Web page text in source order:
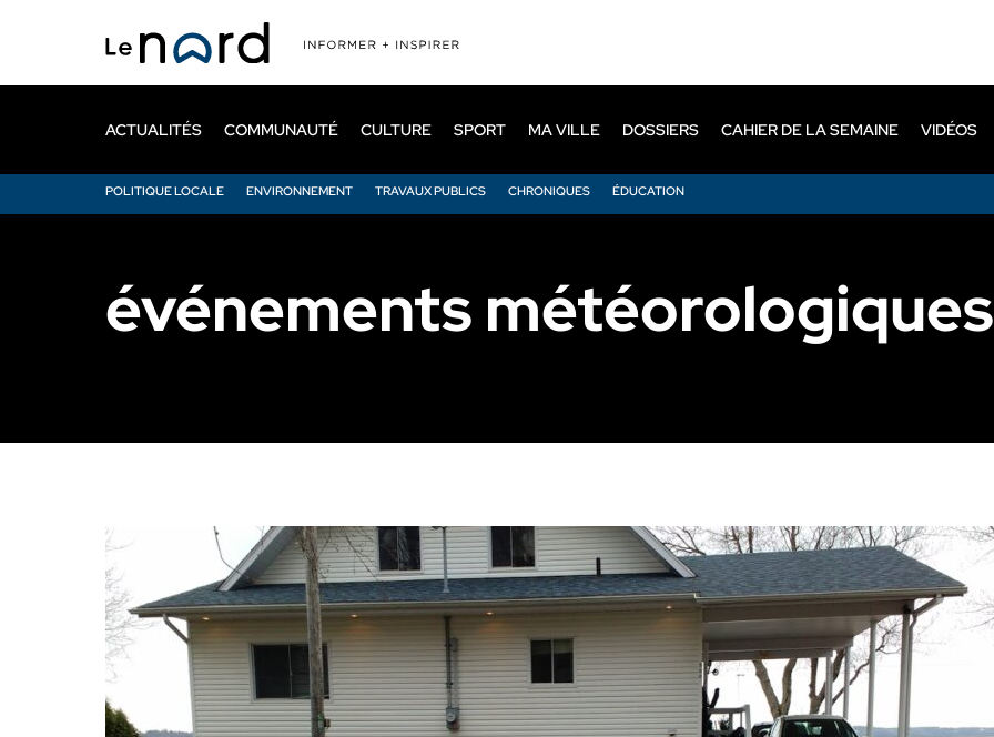
principal
ACTUALITÉS
POLITIQUE LOCALE ENVIRONNEMENT TRAVAUX PUBLICS CHRONIQUES ÉDUCATION
COMMUNAUTÉ CULTURE SPORT MA VILLE DOSSIERS CAHIER DE LA SEMAINE VIDÉOS
événements météorologiques